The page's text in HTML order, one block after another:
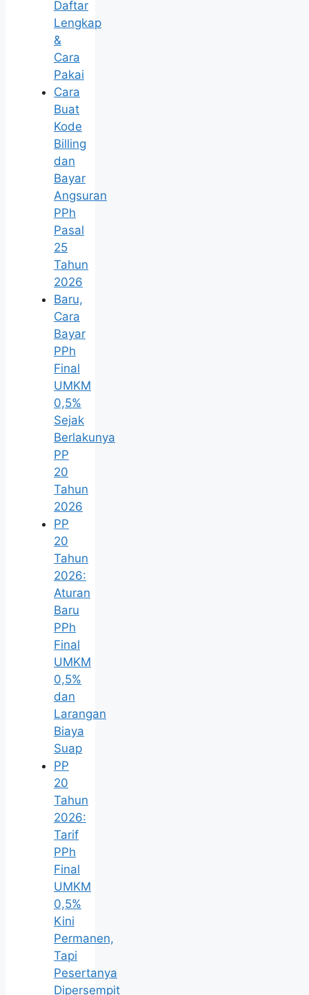
Daftar
Lengkap
&
Cara
Pakai
Cara
Buat
Kode
Billing
dan
Bayar
Angsuran
PPh
Pasal
25
Tahun
2026
Baru,
Cara
Bayar
PPh
Final
UMKM
0,5%
Sejak
Berlakunya
PP
20
Tahun
2026
PP
20
Tahun
2026:
Aturan
Baru
PPh
Final
UMKM
0,5%
dan
Larangan
Biaya
Suap
PP
20
Tahun
2026:
Tarif
PPh
Final
UMKM
0,5%
Kini
Permanen,
Tapi
Pesertanya
Dipersempit